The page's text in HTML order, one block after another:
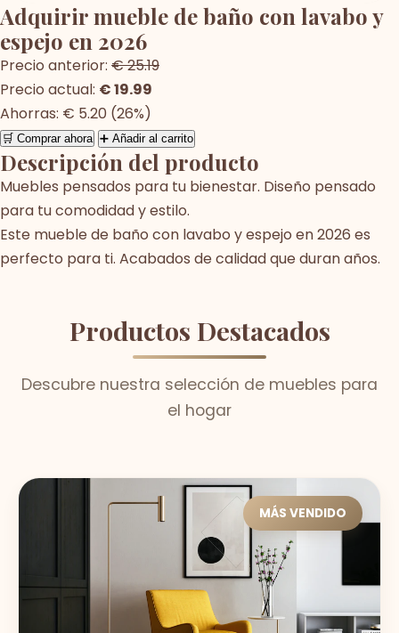
Adquirir mueble de baño con lavabo y
espejo en 2026
Precio anterior: € 25.19
Precio actual: € 19.99
Ahorras: € 5.20 (26%)
🛒 Comprar ahora ➕ Añadir al carrito
Descripción del producto
Muebles pensados para tu bienestar. Diseño pensado
para tu comodidad y estilo.
Este mueble de baño con lavabo y espejo en 2026 es
perfecto para ti. Acabados de calidad que duran años.
Productos Destacados
Descubre nuestra selección de muebles para
el hogar
MÁS VENDIDO